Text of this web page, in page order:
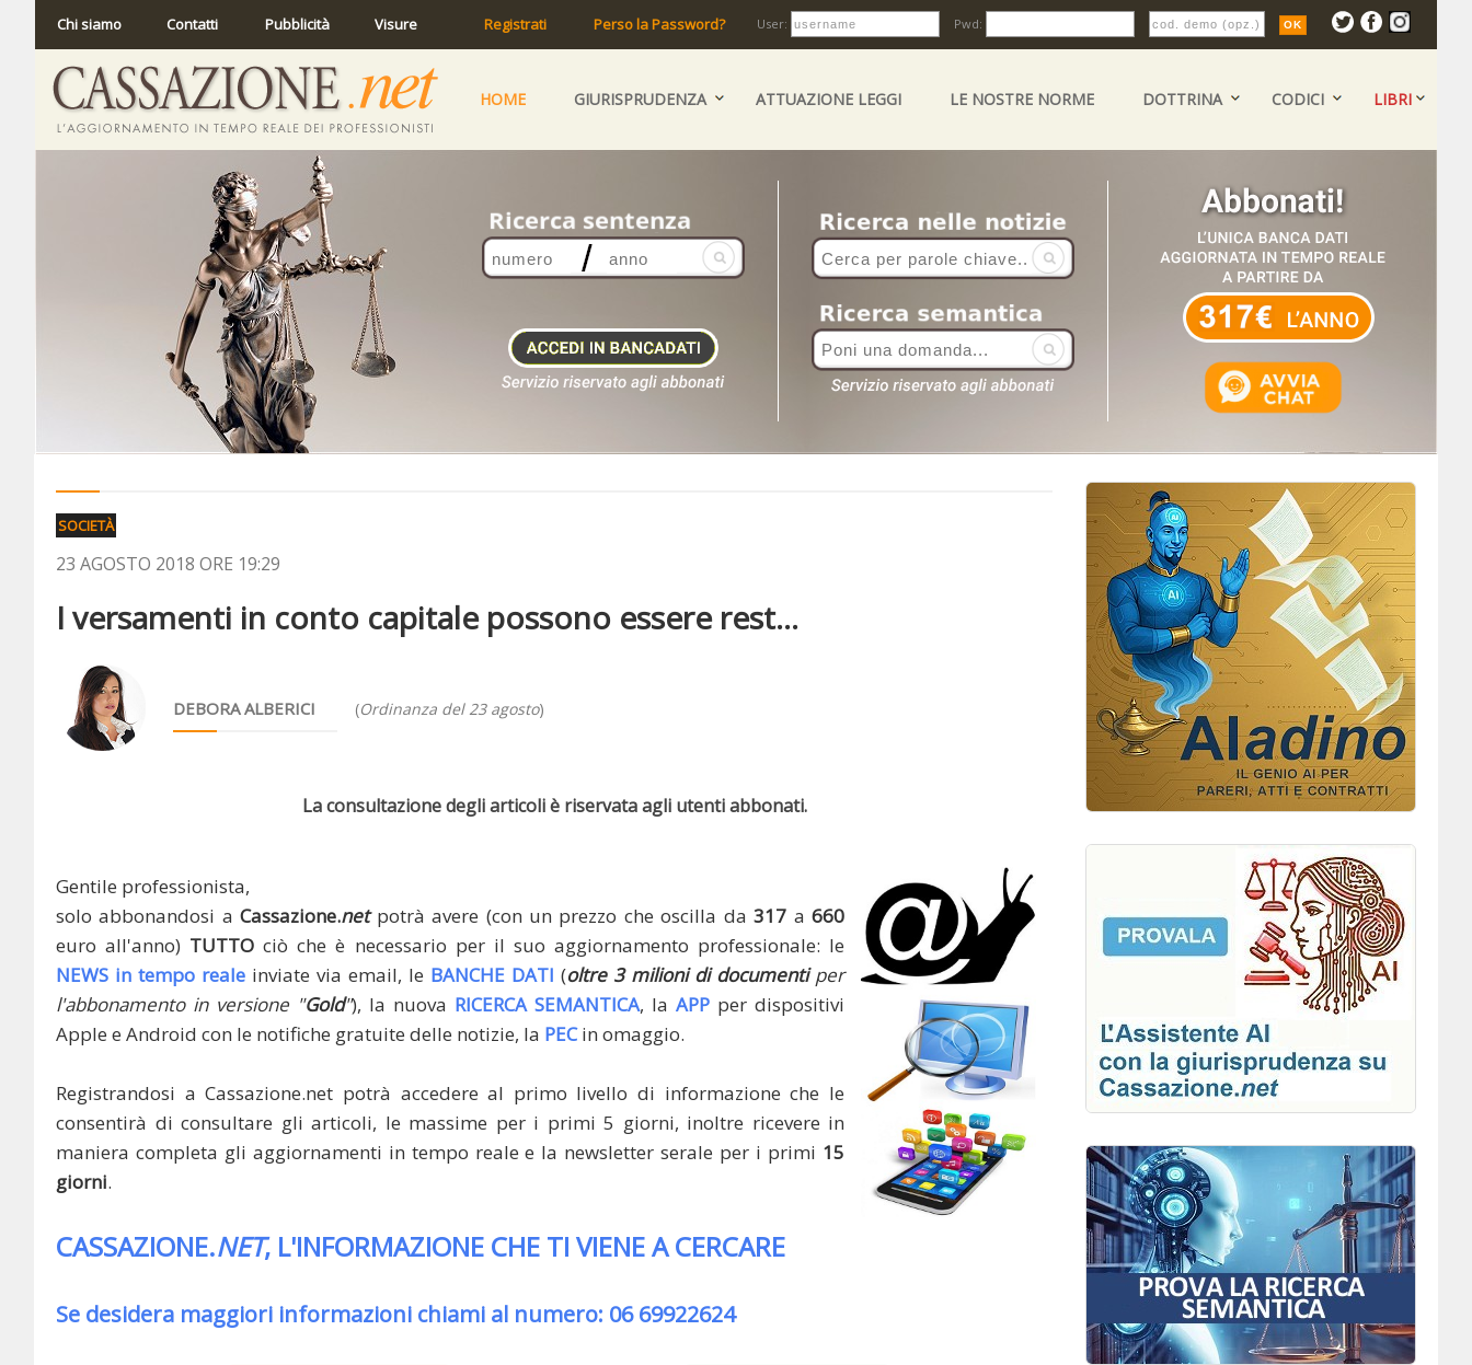
Chi siamo Contatti Pubblicità Visure Registrati Perso la Password? User: Pwd:
HOME GIURISPRUDENZA ATTUAZIONE LEGGI LE NOSTRE NORME DOTTRINA CODICI LIBRI
SOCIETÀ
23 AGOSTO 2018 ORE 19:29
I versamenti in conto capitale possono essere rest...
DEBORA ALBERICI (Ordinanza del 23 agosto)
La consultazione degli articoli è riservata agli utenti abbonati.
Gentile professionista,
solo abbonandosi aCassazione.netpotrà avere (con un prezzo che oscilla da317 a660
euro all'anno) TUTTO ciò che è necessario per il suo aggiornamento professionale: le
NEWS in tempo reale inviate via email, le BANCHE DATI (oltre 3 milioni di documentiper
l'abbonamento in versione "Gold"), la nuova RICERCA SEMANTICA, la APP per dispositivi
Apple e Android con le notifiche gratuite delle notizie, la PECin omaggio.
Registrandosi a Cassazione.net potrà accedere al primo livello di informazione che le
consentirà di consultare gli articoli, le massime per i primi 5 giorni, inoltre ricevere in
maniera completa gli aggiornamenti in tempo reale e la newsletter serale per i primi 15
giorni.
CASSAZIONE.NET, L'INFORMAZIONE CHE TI VIENE A CERCARE
Se desidera maggiori informazioni chiami al numero: 06 69922624